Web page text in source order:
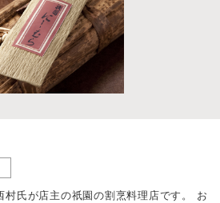
氏が店主の祇園の割烹料理店です。 お